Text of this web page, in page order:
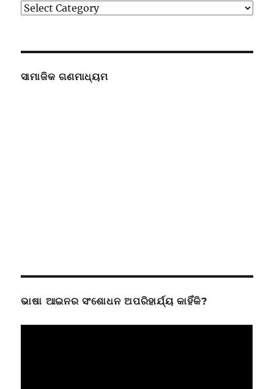
ବିଭାଗ
ସାମାଜିକ ଗଣମାଧ୍ୟମ
ଭାଷା ଆଇନର ସଂଶୋଧନ ଅପରିହାର୍ଯ୍ୟ କାହିଁକି?